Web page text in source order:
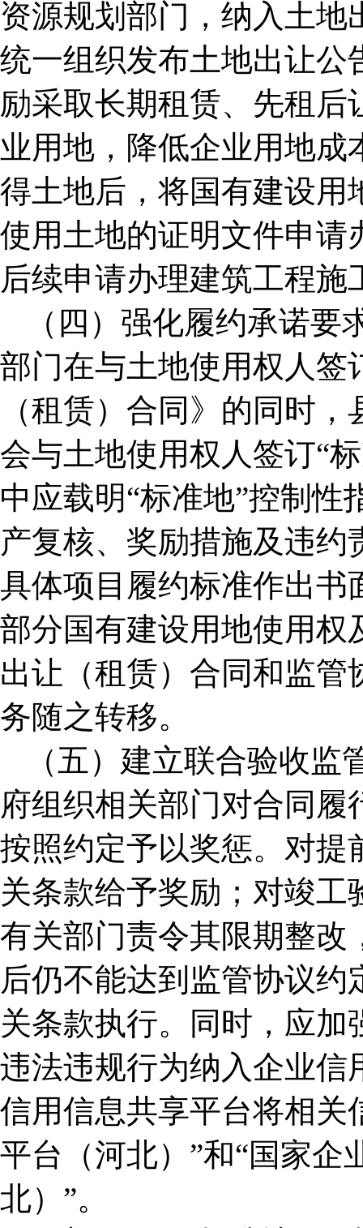
资源规划部门，纳入土
统一组织发布土地出让公
励采取长期租赁、先租
业用地，降低企业用地
得土地后，将国有建设用
使用土地的证明文件申请
后续申请办理建筑工程施
（四）强化履约承诺
部门在与土地使用权人签
（租赁）合同》的同时
会与土地使用权人签订“
中应载明“标准地”控制
产复核、奖励措施及违
具体项目履约标准作出书
部分国有建设用地使用权
出让（租赁）合同和监
务随之转移。
（五）建立联合验收
府组织相关部门对合同
按照约定予以奖惩。对提
关条款给予奖励；对竣
有关部门责令其限期整改
后仍不能达到监管协议
关条款执行。同时，应
违法违规行为纳入企业信
信用信息共享平台将相关
平台（河北）”和“国家企
北）”。